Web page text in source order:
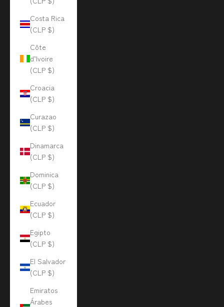
Costa Rica
(CLP $)
Côte
d’Ivoire
(CLP $)
Croacia
(CLP $)
Curazao
(CLP $)
Dinamarca
(CLP $)
Dominica
(CLP $)
Ecuador
(CLP $)
Egipto
(CLP $)
El Salvador
(CLP $)
Emiratos
Árabes